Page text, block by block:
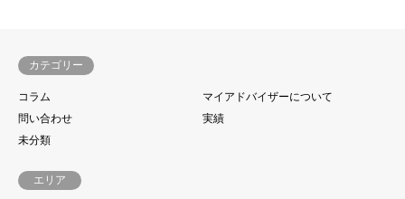
カテゴリー
コラム
マイアドバイザーについて
問い合わせ
実績
未分類
エリア